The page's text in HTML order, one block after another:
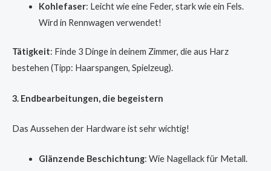
Kohlefaser: Leicht wie eine Feder, stark wie ein Fels.
Wird in Rennwagen verwendet!
Tätigkeit: Finde 3 Dinge in deinem Zimmer, die aus Harz
bestehen (Tipp: Haarspangen, Spielzeug).
3. Endbearbeitungen, die begeistern
Das Aussehen der Hardware ist sehr wichtig!
Glänzende Beschichtung: Wie Nagellack für Metall.